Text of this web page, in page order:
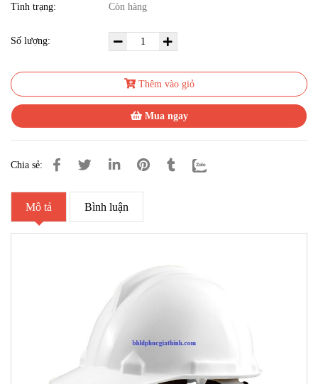
Tình trạng: Còn hàng
Số lượng:
Thêm vào giỏ
Mua ngay
Chia sẻ:
Mô tả Bình luận